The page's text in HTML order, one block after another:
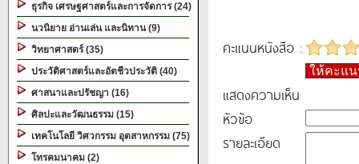
ธุรกิจ เศรษฐศาสตร์และการจัดการ (24)
นวนิยาย อ่านเล่น และนิทาน (9)
วิทยาศาสตร์ (35)
ประวัติศาสตร์และอัตชีวประวัติ (40)
ศาสนาและปรัชญา (16)
ศิลปะและวัฒนธรรม (15)
เทคโนโลยี วิศวกรรม อุตสาหกรรม (75)
โทรคมนาคม (2)
คะแนนหนังสือ :
ให้คะแ
แสดงความเห็น
หัวข้อ
รายละเอียด